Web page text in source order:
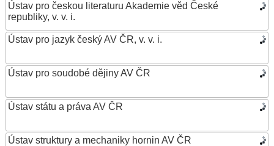
Ústav pro českou literaturu Akademie věd České
republiky, v. v. i.
Ústav pro jazyk český AV ČR, v. v. i.
Ústav pro soudobé dějiny AV ČR
Ústav státu a práva AV ČR
Ústav struktury a mechaniky hornin AV ČR